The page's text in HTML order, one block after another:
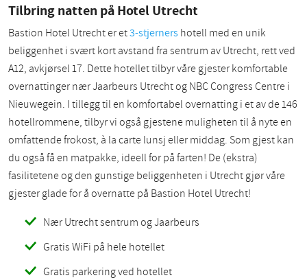
Tilbring natten på Hotel Utrecht
Bastion Hotel Utrecht er et3-stjerners hotell med en unik
beliggenhet i svært kort avstand fra sentrum av Utrecht, rett ved
A12, avkjørsel 17. Dette hotellet tilbyr våre gjester komfortable
overnattinger nær Jaarbeurs Utrecht og NBC Congress Centre i
Nieuwegein. I tillegg til en komfortabel overnatting i et av de 146
hotellrommene, tilbyr vi også gjestene muligheten til å nyte en
omfattende frokost, à la carte lunsj eller middag. Som gjest kan
du også få en matpakke, ideell for på farten! De (ekstra)
fasilitetene og den gunstige beliggenheten i Utrecht gjør våre
gjester glade for å overnatte på Bastion Hotel Utrecht!
Nær Utrecht sentrum og Jaarbeurs
Gratis WiFi på hele hotellet
Gratis parkering ved hotellet